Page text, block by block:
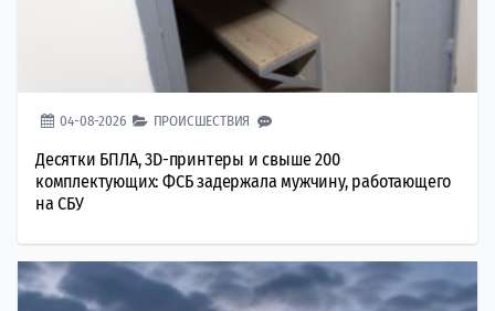
04-08-2026 ПРОИСШЕСТВИЯ
Десятки БПЛА, 3D-принтеры и свыше 200
комплектующих: ФСБ задержала мужчину, работающего
на СБУ